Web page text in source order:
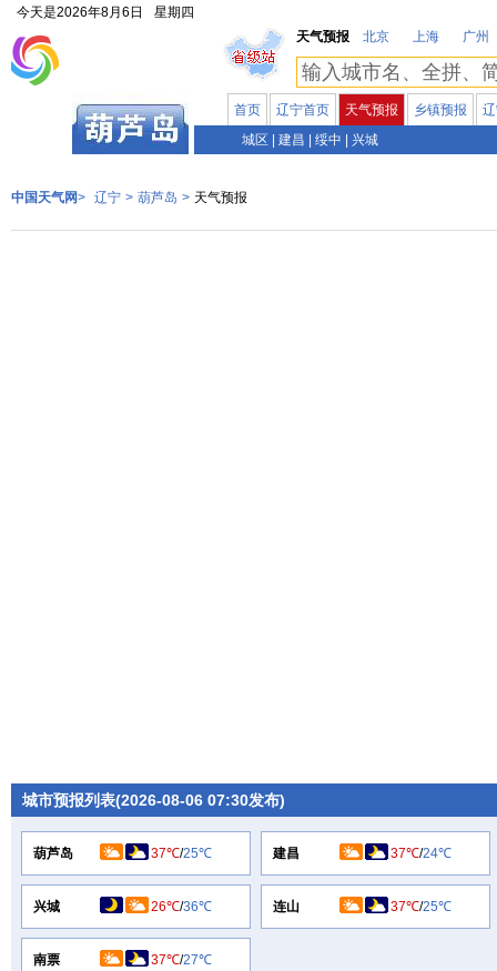
今天是2026年8月6日
星期四
天气预报
北京 上海 广州
首页 辽宁首页 天气预报 乡镇预报
城区
建昌 绥中 兴城
中国天气网> 辽宁 > 葫芦岛 > 天气预报
城市预报列表(2026-08-06 07:30发布)
葫芦岛 37℃/25℃ 建昌 37℃/24℃
兴城 26℃/36℃ 连山 37℃/25℃
南票 37℃/27℃